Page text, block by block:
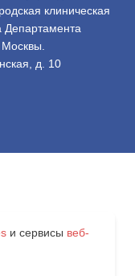
клиническая
д. 10
и сервисы веб-